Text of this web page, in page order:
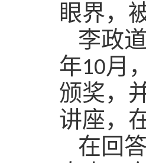
眼界，
李政
年10月
颁奖，
讲座，
在回